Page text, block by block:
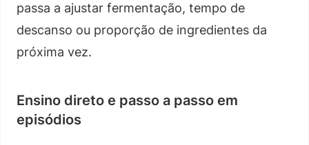
passa a ajustar fermentação, tempo de
descanso ou proporção de ingredientes da
próxima vez.
Ensino direto e passo a passo em
episódios